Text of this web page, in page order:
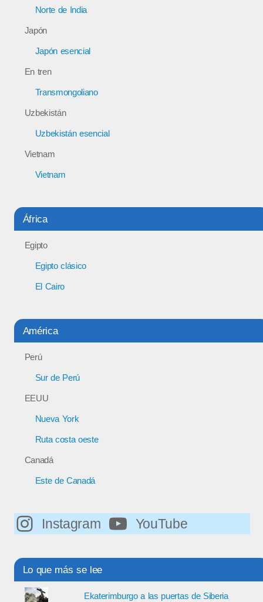
Norte de India
Japón
Japón esencial
En tren
Transmongoliano
Uzbekistán
Uzbekistán esencial
Vietnam
Vietnam
África
Egipto
Egipto clásico
El Cairo
América
Perú
Sur de Perú
EEUU
Nueva York
Ruta costa oeste
Canadá
Este de Canadá
Instagram YouTube
Lo que más se lee
Ekaterimburgo a las puertas de Siberia